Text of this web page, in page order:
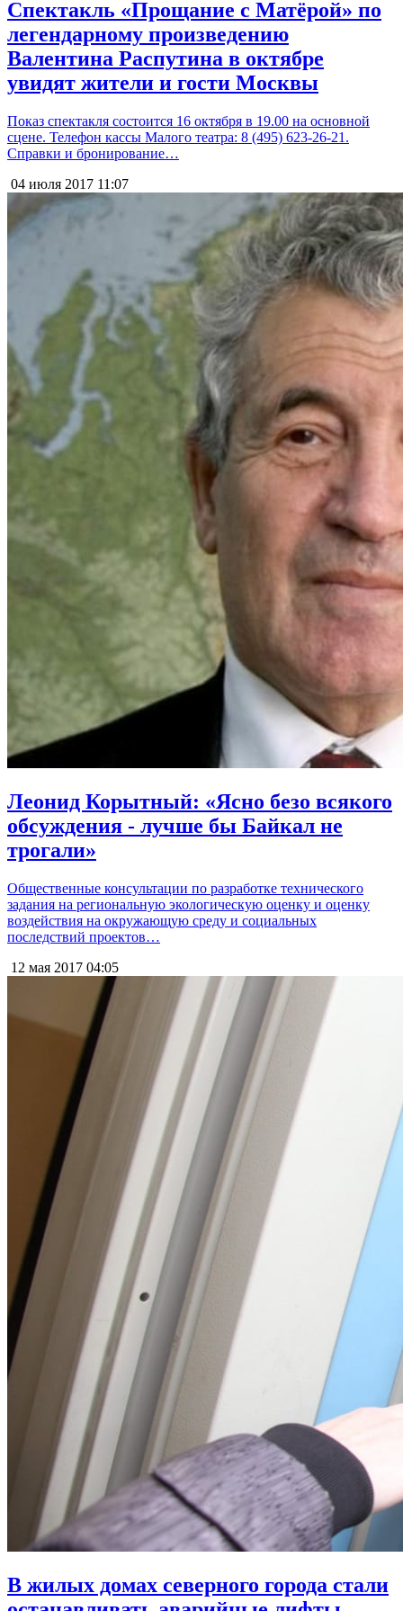
Спектакль «Прощание с Матёрой» по
легендарному произведению
Валентина Распутина в октябре
увидят жители и гости Москвы
Показ спектакля состоится 16 октября в 19.00 на основной
сцене. Телефон кассы Малого театра: 8 (495) 623-26-21.
Справки и бронирование…
04 июля 2017 11:07
Леонид Корытный: «Ясно безо всякого
обсуждения - лучше бы Байкал не
трогали»
Общественные консультации по разработке технического
задания на региональную экологическую оценку и оценку
воздействия на окружающую среду и социальных
последствий проектов…
12 мая 2017 04:05
В жилых домах северного города стали